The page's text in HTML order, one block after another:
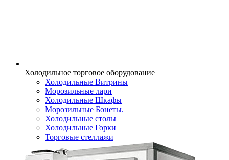
Холодильное торговое оборудование
Холодильные Витрины
Морозильные лари
Холодильные Шкафы
Морозильные Бонеты.
Холодильные столы
Холодильные Горки
Торговые стеллажи